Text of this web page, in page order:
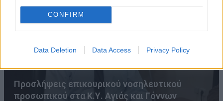
CONFIRM
Data Deletion Data Access Privacy Policy
Προσλήψεις επικουρικού νοσηλευτικού
προσωπικού στα Κ.Υ. Αγιάς και Γόννων